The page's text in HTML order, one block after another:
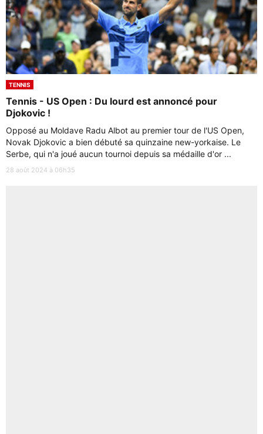
TENNIS
Tennis - US Open : Du lourd est annoncé pour
Djokovic !
Opposé au Moldave Radu Albot au premier tour de l'US Open,
Novak Djokovic a bien débuté sa quinzaine new-yorkaise. Le
Serbe, qui n'a joué aucun tournoi depuis sa médaille d'or ...
28 août 2024 à 06h35